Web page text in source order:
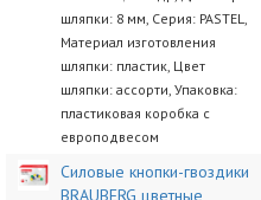
шляпки: 8 мм, Серия: PASTEL,
Материал изготовления
шляпки: пластик, Цвет
шляпки: ассорти, Упаковка:
пластиковая коробка с
европодвесом
Силовые кнопки-гвоздики
BRAUBERG цветные